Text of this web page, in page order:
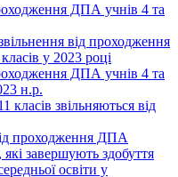
ДПА учнів 4 та
від проходження
у 2023 році
ДПА учнів 4 та
н.р.
класів звільняються від
проходження ДПА
які завершують здобуття
освіти у